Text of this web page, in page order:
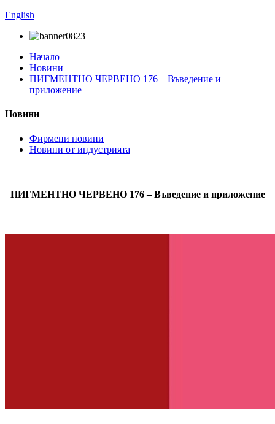
English
Начало
Новини
ПИГМЕНТНО ЧЕРВЕНО 176 – Въведение и
приложение
Новини
Фирмени новини
Новини от индустрията
ПИГМЕНТНО ЧЕРВЕНО 176 – Въведение и приложение